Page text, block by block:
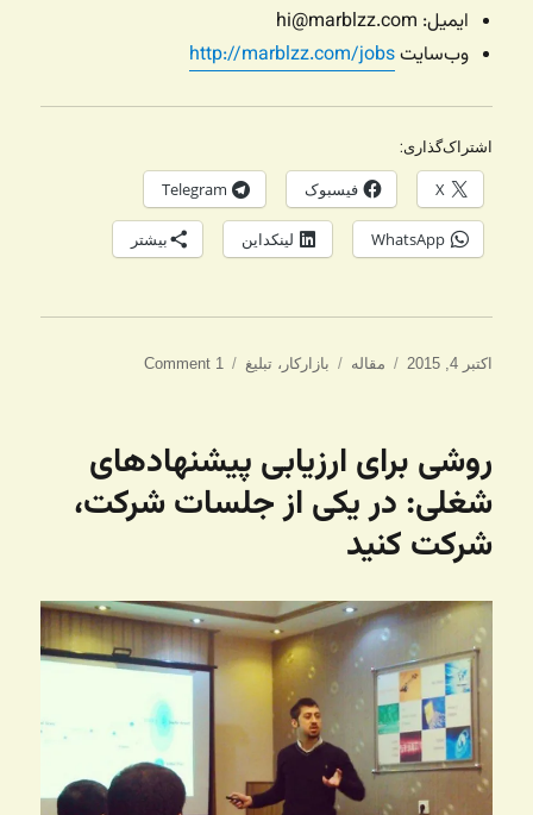
ایمیل: hi@marblzz.com
وب‌سایتhttp://marblzz.com/jobs
اشتراک‌گذاری:
X فیسبوک Telegram
WhatsApp لینکداین بیشتر
ارسال
اکتبر 4, 2015 دسته‌ها
مقاله برچسب‌ها
بازارکار ، تبلیغ 1 Comment
روشی برای ارزیابی پیشنهادهای
شغلی: در یکی از جلسات شرکت،
شرکت کنید